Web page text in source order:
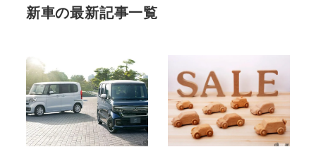
新車の最新記事一覧